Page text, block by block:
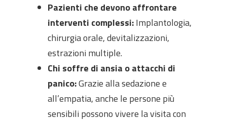
Pazienti che devono affrontare
interventi complessi:Implantologia,
chirurgia orale, devitalizzazioni,
estrazioni multiple.
Chi soffre di ansia o attacchi di
panico:Grazie alla sedazione e
all’empatia, anche le persone più
sensibili possono vivere la visita con